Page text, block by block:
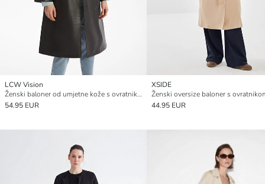
LCW Vision
Ženski baloner od umjetne kože s ovratnikom jakne
54.95 EUR
XSIDE
Ženski oversize baloner s
44.95 EUR